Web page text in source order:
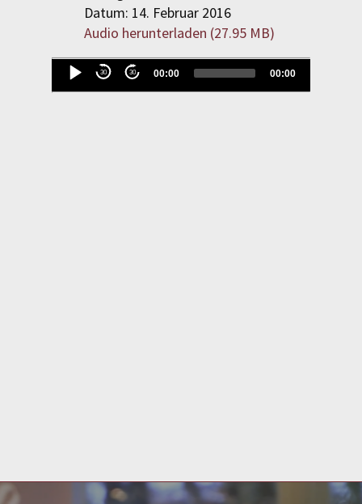
Evangelisch-Reformierte
Baptistengemeinde
Wetzlar
Datum: 14. Februar 2016
Audio herunterladen (27.95 MB)
Audio-
Player
30 30 00:00 00:00